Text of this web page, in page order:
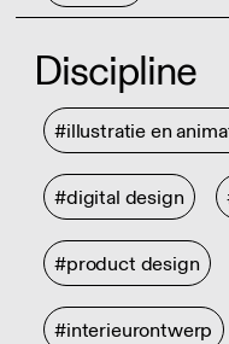
Discipline
#illustratie en
#digital design
#product design
#interieurontwerp